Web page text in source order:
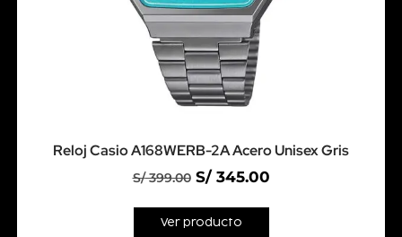
Reloj Casio A168WERB-2A Acero Unisex Gris
S/399.00 S/345.00
Ver producto